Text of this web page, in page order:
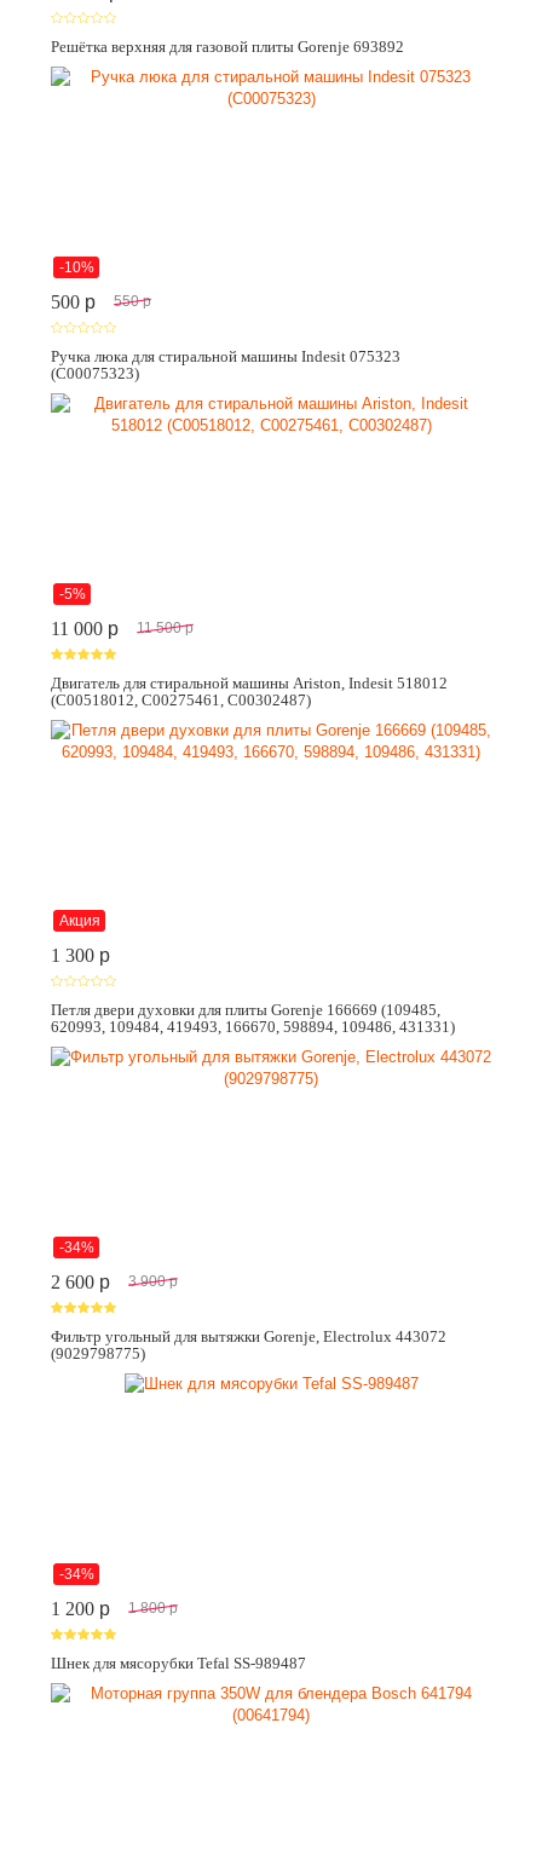
Решётка верхняя для газовой плиты Gorenje 693892
-10%
500 p 550 p
Ручка люка для стиральной машины Indesit 075323
(C00075323)
-5%
11 000 p 11 500 p
Двигатель для стиральной машины Ariston, Indesit 518012
(C00518012, C00275461, C00302487)
Акция
1 300 p
Петля двери духовки для плиты Gorenje 166669 (109485,
620993, 109484, 419493, 166670, 598894, 109486, 431331)
-34%
2 600 p 3 900 p
Фильтр угольный для вытяжки Gorenje, Electrolux 443072
(9029798775)
-34%
1 200 p 1 800 p
Шнек для мясорубки Tefal SS-989487